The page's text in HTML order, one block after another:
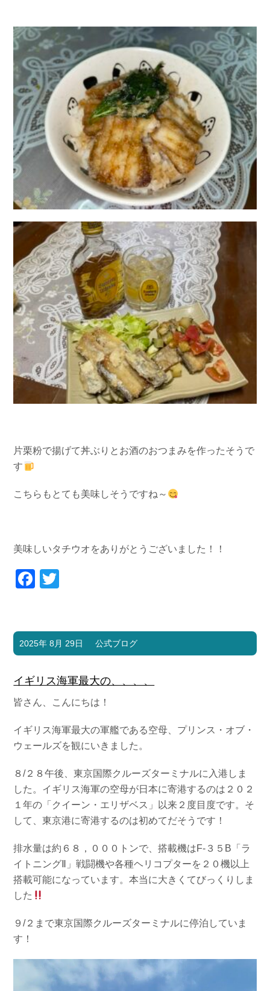
片栗粉で揚げて丼ぶりとお酒のおつまみを作ったそうで
す
こちらもとても美味しそうですね～
美味しいタチウオをありがとうございました！！
Facebook
2025年 8月 29日 公式ブログ
イギリス海軍最大の、、、、
皆さん、こんにちは！
イギリス海軍最大の軍艦である空母、プリンス・オブ・
ウェールズを観にいきました。
８/２８午後、東京国際クルーズターミナルに入港しま
した。イギリス海軍の空母が日本に寄港するのは２０２
１年の「クイーン・エリザベス」以来２度目度です。そ
して、東京港に寄港するのは初めてだそうです！
排水量は約６８，０００トンで、搭載機はF-３５B「ラ
イトニングⅡ」戦闘機や各種ヘリコプターを２０機以上
搭載可能になっています。本当に大きくてびっくりしま
した
９/２まで東京国際クルーズターミナルに停泊していま
す！